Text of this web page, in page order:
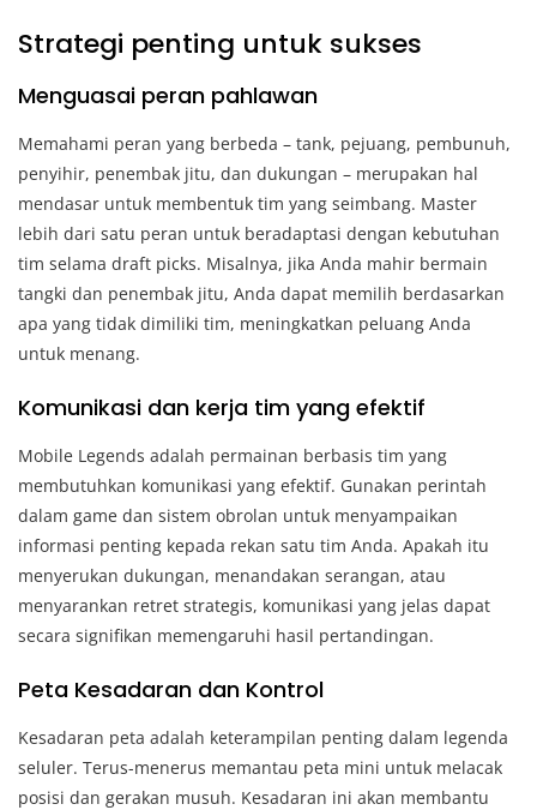
Strategi penting untuk sukses
Menguasai peran pahlawan
Memahami peran yang berbeda – tank, pejuang, pembunuh,
penyihir, penembak jitu, dan dukungan – merupakan hal
mendasar untuk membentuk tim yang seimbang. Master
lebih dari satu peran untuk beradaptasi dengan kebutuhan
tim selama draft picks. Misalnya, jika Anda mahir bermain
tangki dan penembak jitu, Anda dapat memilih berdasarkan
apa yang tidak dimiliki tim, meningkatkan peluang Anda
untuk menang.
Komunikasi dan kerja tim yang efektif
Mobile Legends adalah permainan berbasis tim yang
membutuhkan komunikasi yang efektif. Gunakan perintah
dalam game dan sistem obrolan untuk menyampaikan
informasi penting kepada rekan satu tim Anda. Apakah itu
menyerukan dukungan, menandakan serangan, atau
menyarankan retret strategis, komunikasi yang jelas dapat
secara signifikan memengaruhi hasil pertandingan.
Peta Kesadaran dan Kontrol
Kesadaran peta adalah keterampilan penting dalam legenda
seluler. Terus-menerus memantau peta mini untuk melacak
posisi dan gerakan musuh. Kesadaran ini akan membantu